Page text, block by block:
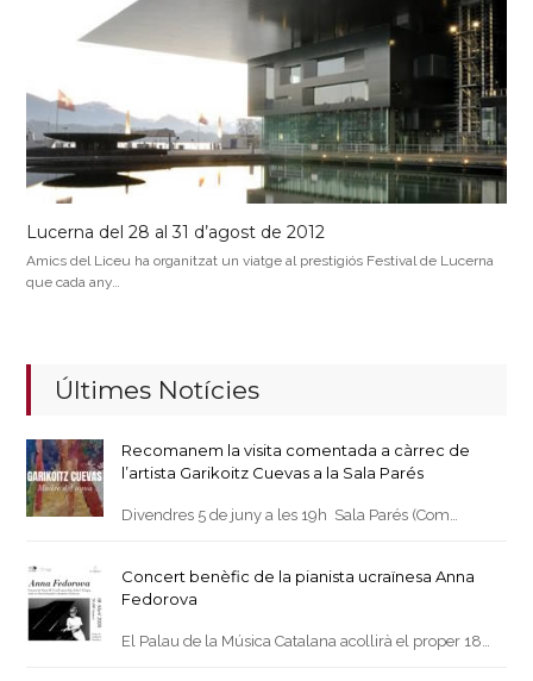
Lucerna del 28 al 31 d’agost de 2012
Amics del Liceu ha organitzat un viatge al prestigiós Festival de Lucerna
que cada any…
Últimes Notícies
Recomanem la visita comentada a càrrec de
l’artista Garikoitz Cuevas a la Sala Parés
Divendres 5 de juny a les 19h Sala Parés (Com…
Concert benèfic de la pianista ucraïnesa Anna
Fedorova
El Palau de la Música Catalana acollirà el proper 18…